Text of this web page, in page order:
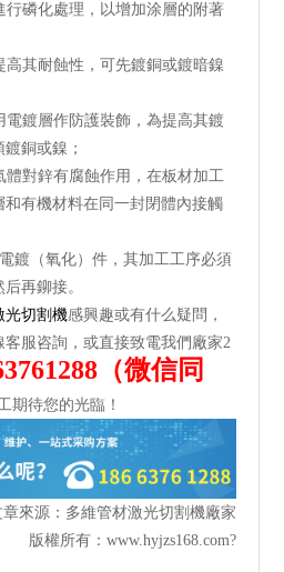
行磷化處理，以增加涂層的附著
高其耐蝕性，可先鍍銅或鍍暗鎳
電鍍層作防護裝飾，為提高其鍍
銅或鎳；
體對鋅有腐蝕作用，在板材加工
有機材料在同一封閉體內接觸
鍍（氧化）件，其加工工序必須
再鉚接。
光切割機感興趣或有什么疑問，
服咨詢，或直接致電我們廠家2
（微信同
期待您的光臨！
章來源：多維管材激光切割機廠家
版權所有： www.hyjzs168.com?